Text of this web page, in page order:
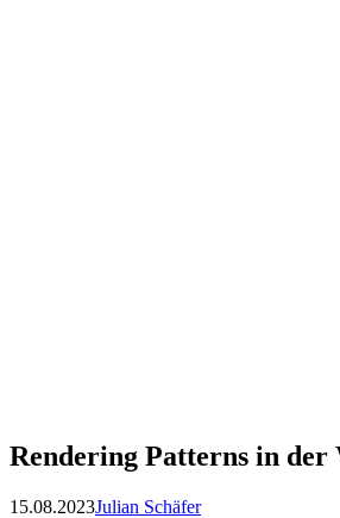
Rendering Patterns in
15.08.2023Julian Schäfer